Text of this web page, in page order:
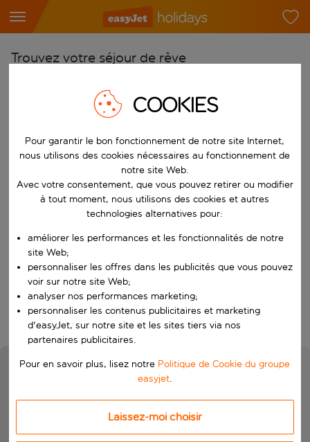
Trouvez votre séjour de rêve
Choisissez votre aéroport
Choisissez votre destination
Vers
Choisissez vos dates
Quand
Rechercher
COOKIES
Pour garantir le bon fonctionnement de notre site Internet,
nous utilisons des cookies nécessaires au fonctionnement de
notre site Web.
Avec votre consentement, que vous pouvez retirer ou modifier
à tout moment, nous utilisons des cookies et autres
technologies alternatives pour:
améliorer les performances et les fonctionnalités de notre
site Web;
personnaliser les offres dans les publicités que vous pouvez
voir sur notre site Web;
analyser nos performances marketing;
personnaliser les contenus publicitaires et marketing
d'easyJet, sur notre site et les sites tiers via nos
partenaires publicitaires.
Pour en savoir plus, lisez notre Politique de Cookie du groupe
easyjet.
Laissez-moi choisir